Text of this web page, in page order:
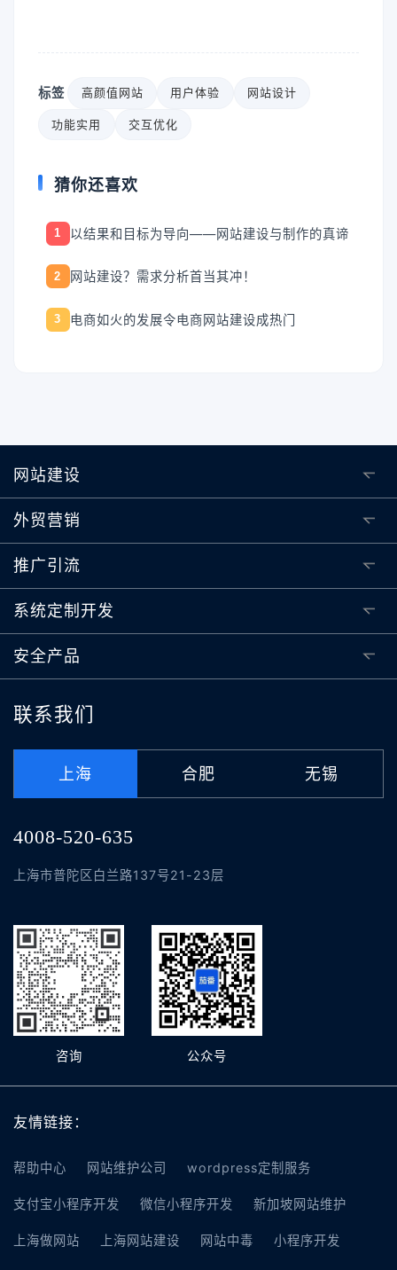
标签 高颜值网站 用户体验 网站设计
功能实用 交互优化
猜你还喜欢
1 以结果和目标为导向——网站建设与制作的真谛
2 网站建设？需求分析首当其冲！
3 电商如火的发展令电商网站建设成热门
网站建设
外贸营销
推广引流
系统定制开发
安全产品
联系我们
上海 合肥 无锡
4008-520-635
上海市普陀区白兰路137号21-23层
咨询 公众号
友情链接：
帮助中心 网站维护公司 wordpress定制服务
支付宝小程序开发 微信小程序开发 新加坡网站维护
上海做网站 上海网站建设 网站中毒 小程序开发